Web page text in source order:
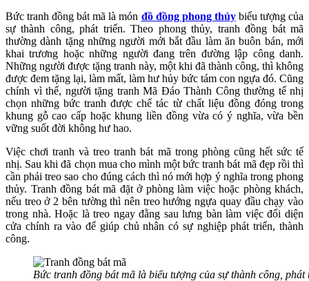
Bức tranh đồng bát mã là món đồ đồng phong thủy biểu tượng của
sự thành công, phát triển. Theo phong thủy, tranh đồng bát mã
thường dành tặng những người mới bắt đầu làm ăn buôn bán, mới
khai trương hoặc những người đang trên đường lập công danh.
Những người được tặng tranh này, một khi đã thành công, thì không
được đem tặng lại, làm mất, làm hư hủy bức tám con ngựa đó. Cũng
chính vì thế, người tặng tranh Mã Đáo Thành Công thường tế nhị
chọn những bức tranh được chế tác từ chất liệu đồng đóng trong
khung gỗ cao cấp hoặc khung liền đồng vừa có ý nghĩa, vừa bền
vững suốt đời không hư hao.
Việc chơi tranh và treo tranh bát mã trong phòng cũng hết sức tế
nhị. Sau khi đã chọn mua cho mình một bức tranh bát mã đẹp rồi thì
cần phải treo sao cho đúng cách thì nó mới hợp ý nghĩa trong phong
thủy. Tranh đồng bát mã đặt ở phòng làm việc hoặc phòng khách,
nếu treo ở 2 bên tường thì nên treo hướng ngựa quay đầu chạy vào
trong nhà. Hoặc là treo ngay đằng sau lưng bàn làm việc đối diện
cửa chính ra vào để giúp chủ nhân có sự nghiệp phát triển, thành
công.
Bức tranh đồng bát mã là biểu tượng của sự thành công, phát